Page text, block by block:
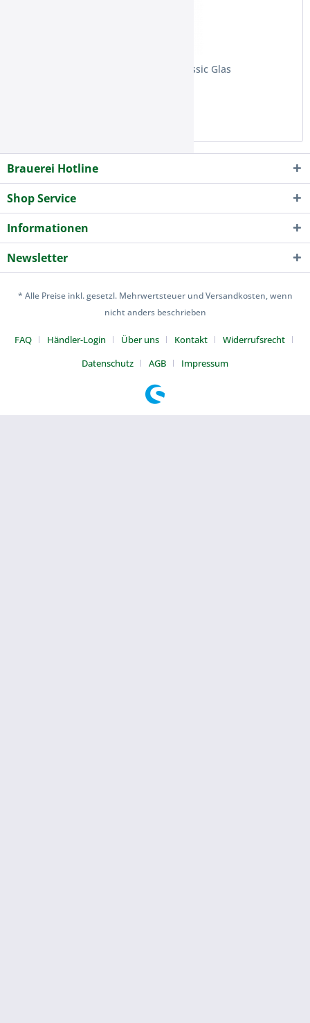
Eico Sprudel 12x0,7l Classic Glas
Brauerei Hotline
Shop Service
Informationen
Newsletter
* Alle Preise inkl. gesetzl. Mehrwertsteuer und Versandkosten, wenn
nicht anders beschrieben
FAQ Händler-Login Über uns Kontakt
Widerrufsrecht
Datenschutz
AGB Impressum